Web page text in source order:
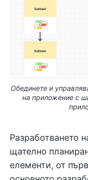
Обединете и
на приложение с
Разработването
щателно
елементи, от